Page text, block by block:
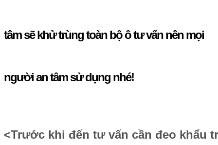
tâm sẽ khử trùng toàn bộ ô tư vấn nên mọi
người an tâm sử dụng nhé!
<Trước khi đến tư vấn cần đeo khẩu